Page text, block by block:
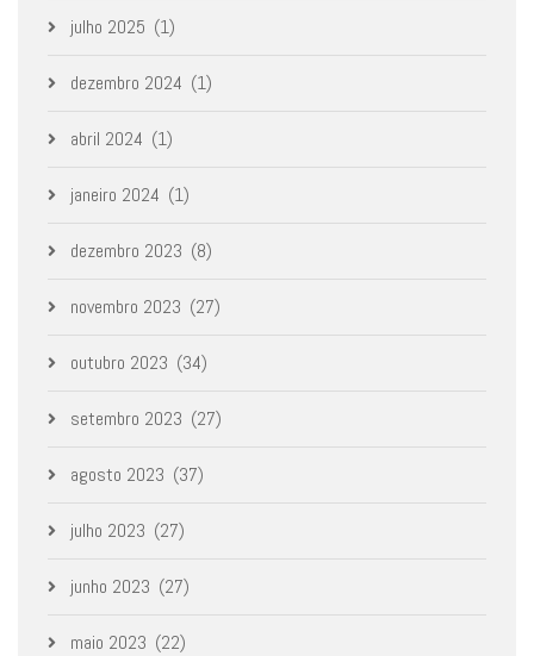
julho 2025 (1)
dezembro 2024 (1)
abril 2024 (1)
janeiro 2024 (1)
dezembro 2023 (8)
novembro 2023 (27)
outubro 2023 (34)
setembro 2023 (27)
agosto 2023 (37)
julho 2023 (27)
junho 2023 (27)
maio 2023 (22)